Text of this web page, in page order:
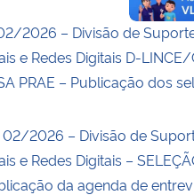
2026 – Divisão de
e Redes Digitais D-LINCE/
PRAE – Publicação dos
02/2026 – Divisão de
e Redes Digitais –
da agenda de